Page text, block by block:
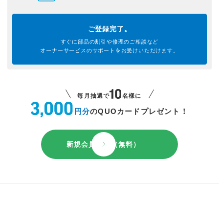
ご登録完了。
すぐに部品の割引や修理のご相談など
オーナーサービスのサポートを お受けいただけます。
毎月抽選で 名様に
円分のQUOカードプレゼント！
新規会員登録（無料）